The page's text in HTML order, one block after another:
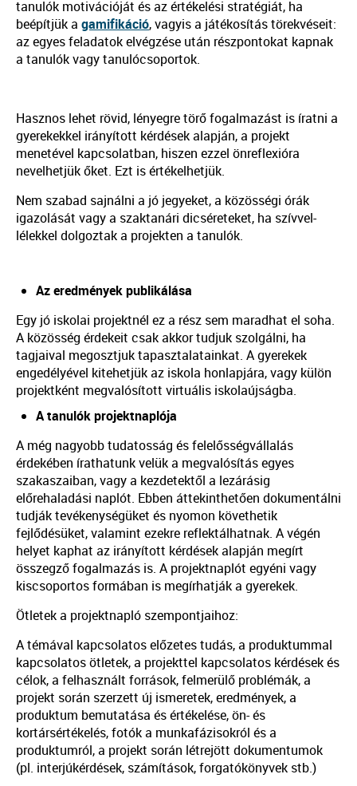
tanulók motivációját és az értékelési stratégiát, ha
beépítjük a gamifikáció, vagyis a játékosítás törekvéseit:
az egyes feladatok elvégzése után részpontokat kapnak
a tanulók vagy tanulócsoportok.
Hasznos lehet rövid, lényegre törő fogalmazást is íratni a
gyerekekkel irányított kérdések alapján, a projekt
menetével kapcsolatban, hiszen ezzel önreflexióra
nevelhetjük őket. Ezt is értékelhetjük.
Nem szabad sajnálni a jó jegyeket, a közösségi órák
igazolását vagy a szaktanári dicséreteket, ha szívvel-
lélekkel dolgoztak a projekten a tanulók.
Az eredmények publikálása
Egy jó iskolai projektnél ez a rész sem maradhat el soha.
A közösség érdekeit csak akkor tudjuk szolgálni, ha
tagjaival megosztjuk tapasztalatainkat. A gyerekek
engedélyével kitehetjük az iskola honlapjára, vagy külön
projektként megvalósított virtuális iskolaújságba.
A tanulók projektnaplója
A még nagyobb tudatosság és felelősségvállalás
érdekében írathatunk velük a megvalósítás egyes
szakaszaiban, vagy a kezdetektől a lezárásig
előrehaladási naplót. Ebben áttekinthetően dokumentálni
tudják tevékenységüket és nyomon követhetik
fejlődésüket, valamint ezekre reflektálhatnak. A végén
helyet kaphat az irányított kérdések alapján megírt
összegző fogalmazás is. A projektnaplót egyéni vagy
kiscsoportos formában is megírhatják a gyerekek.
Ötletek a projektnapló szempontjaihoz:
A témával kapcsolatos előzetes tudás, a produktummal
kapcsolatos ötletek, a projekttel kapcsolatos kérdések és
célok, a felhasznált források, felmerülő problémák, a
projekt során szerzett új ismeretek, eredmények, a
produktum bemutatása és értékelése, ön- és
kortársértékelés, fotók a munkafázisokról és a
produktumról, a projekt során létrejött dokumentumok
(pl. interjúkérdések, számítások, forgatókönyvek stb.)